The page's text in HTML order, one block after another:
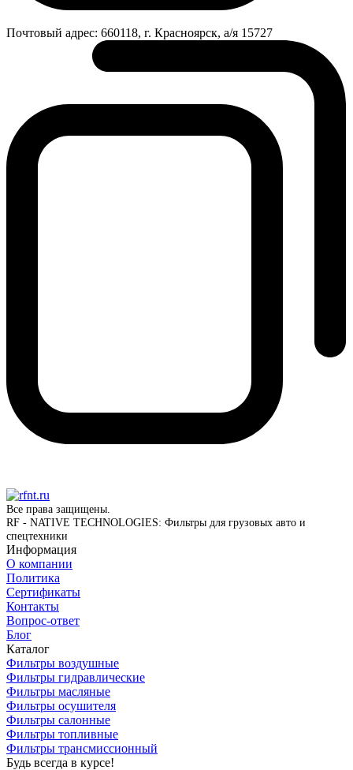
Почтовый адрес: 660118, г. Красноярск, а/я 15727
Все права защищены.
RF - NATIVE TECHNOLOGIES: Фильтры для грузовых авто и
спецтехники
Информация
О компании
Политика
Сертификаты
Контакты
Вопрос-ответ
Блог
Каталог
Фильтры воздушные
Фильтры гидравлические
Фильтры масляные
Фильтры осушителя
Фильтры салонные
Фильтры топливные
Фильтры трансмиссионный
Будь всегда в курсе!